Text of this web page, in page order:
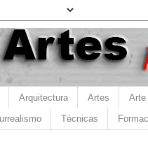
Arquitectura Artes Arte
Técnicas